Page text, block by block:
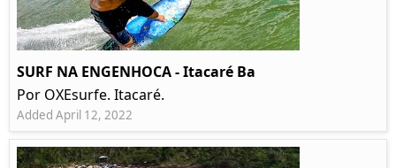
SURF NA ENGENHOCA - Itacaré Ba
Por OXEsurfe. Itacaré.
Added April 12, 2022